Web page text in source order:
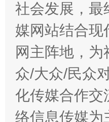
习近平的博鳌关
社会发展，最
媒网站结合现
网主阵地，
众/大众/民众
化传媒合作交
络信息传媒为